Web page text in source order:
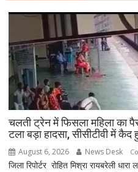
चलती ट्रेन में फिसला महिला का
टला बड़ा हादसा, सीसीटीवी में कैद
August 6, 2026 News Desk
जिला रिपोर्टर रोहित मिश्रा रायबरेली